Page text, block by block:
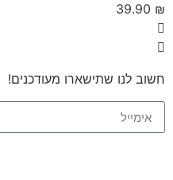
₪
חשוב לנו שתישארו מעודכנים!